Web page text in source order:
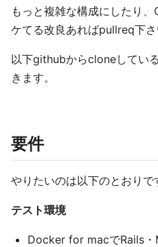
もっと複雑な構成にしたり
ケてる改良あればpullreq下
以下githubからcloneしてい
きます。
要件
やりたいのは以下のとおりで
テスト環境
Docker for macでRails